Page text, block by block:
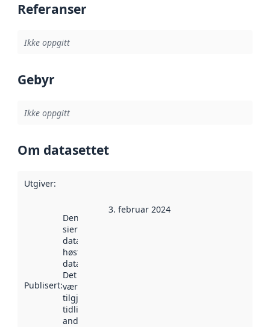
Referanser
Ikke oppgitt
Gebyr
Ikke oppgitt
Om datasettet
Utgiver:
Publisert:
Denne datoen
sier når
datasettet ble
høstet av
data.norge.no.
Det kan ha
vært
tilgjengelig
tidligere
andre steder.
3. februar 2024